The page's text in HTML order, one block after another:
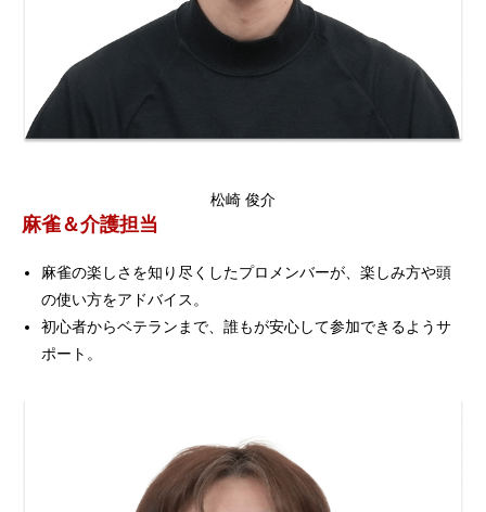
松崎 俊介
麻雀＆介護担当
麻雀の楽しさを知り尽くしたプロメンバーが、楽しみ方や頭
の使い方をアドバイス。
初心者からベテランまで、誰もが安心して参加できるようサ
ポート。